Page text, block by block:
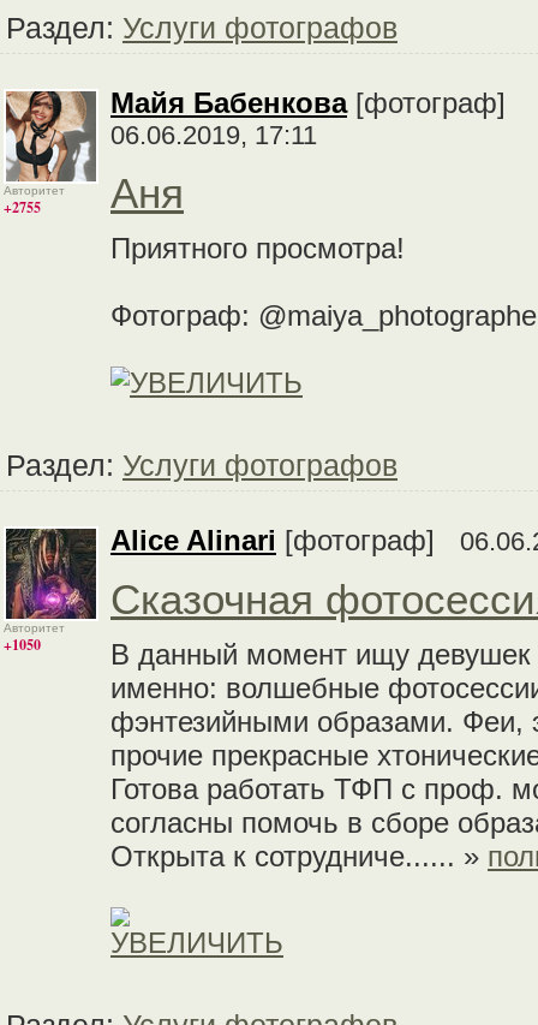
Раздел: Услуги фотографов
Авторитет
+2755
Майя Бабенкова[фотограф]
06.06.2019, 17:11
Аня
Приятного просмотра!
Фотограф:
Раздел: Услуги фотографов
Авторитет
+1050
Alice Alinari [фотограф]
Сказочная
В данный момент ищу девушек
именно: волшебные
фэнтезийными образами.
прочие прекрасные
Готова работать ТФП с проф.
согласны помочь в сборе
Открыта к сотрудниче...... »